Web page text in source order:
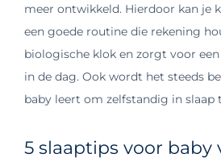
meer ontwikkeld. Hierdoor kan je
een goede routine die rekening
biologische klok en zorgt voor
in de dag. Ook wordt het steeds
baby leert om zelfstandig in slaap
5 slaaptips voor baby